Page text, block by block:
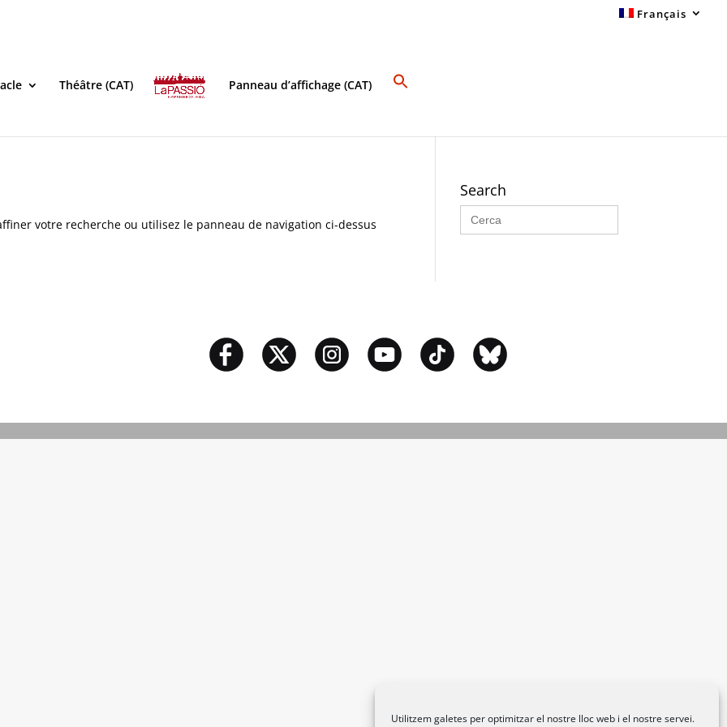
Utilitzem galetes per optimitzar el nostre lloc web i el nostre servei.
Français
Théâtre (CAT) Panneau d’affichage (CAT)
votre recherche ou utilisez le panneau de navigation ci-dessus
Search
Search
for: